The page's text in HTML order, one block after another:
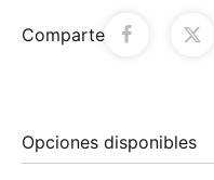
Comparte
Opciones disponibles